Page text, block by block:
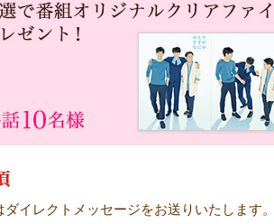
イレクトメッセージをお送りいたします